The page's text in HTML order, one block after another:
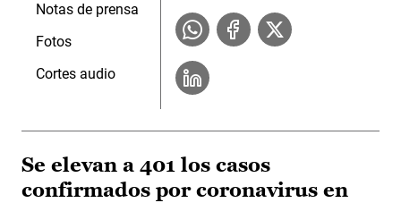
Notas de prensa
Fotos
Cortes audio
Se elevan a 401 los casos
confirmados por coronavirus en